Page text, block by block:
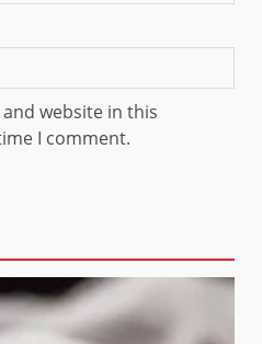
website in this
I comment.